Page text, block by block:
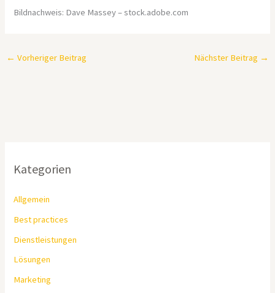
Bildnachweis: Dave Massey– stock.adobe.com
← Vorheriger Beitrag Nächster Beitrag →
Kategorien
Allgemein
Best practices
Dienstleistungen
Lösungen
Marketing